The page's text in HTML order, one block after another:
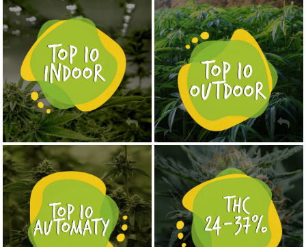
NASIONA MARIHUANY TOP 10 INDOOR
KUP TERAZ NASIONA MARIHUANY TOP 10 OUTDOOR
KUP TERAZ
NASIONA MARIHUANY TOP 10 AUTOFLOWERING
KUP TERAZ MOCNE ODMIANY MARIHUANY THC OD 24 - 37%
KUP TERAZ